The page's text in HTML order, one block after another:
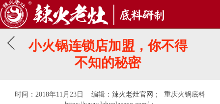
小火锅连锁店加盟，你不得
不知的秘密
时间：2018年11月23日 编辑： 辣火老灶官网 ； 重庆火锅底料